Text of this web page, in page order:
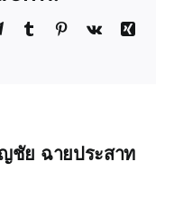
TelegramTumblr Pinterest
Vk
Xing
ชัย ฉายประสาท